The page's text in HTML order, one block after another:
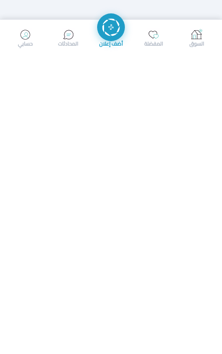
إرسال رسالة إجراء مكالمة
حسابي المحادثات أضف إعلان المفضلة السوق